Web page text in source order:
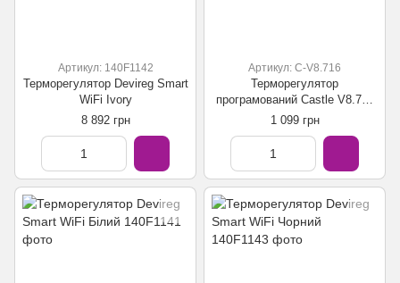
Артикул: 140F1142
Терморегулятор Devireg Smart
WiFi Ivory
8 892 грн
Артикул: C-V8.716
Терморегулятор
програмований Castle V8.716
(сенсорний)
1 099 грн